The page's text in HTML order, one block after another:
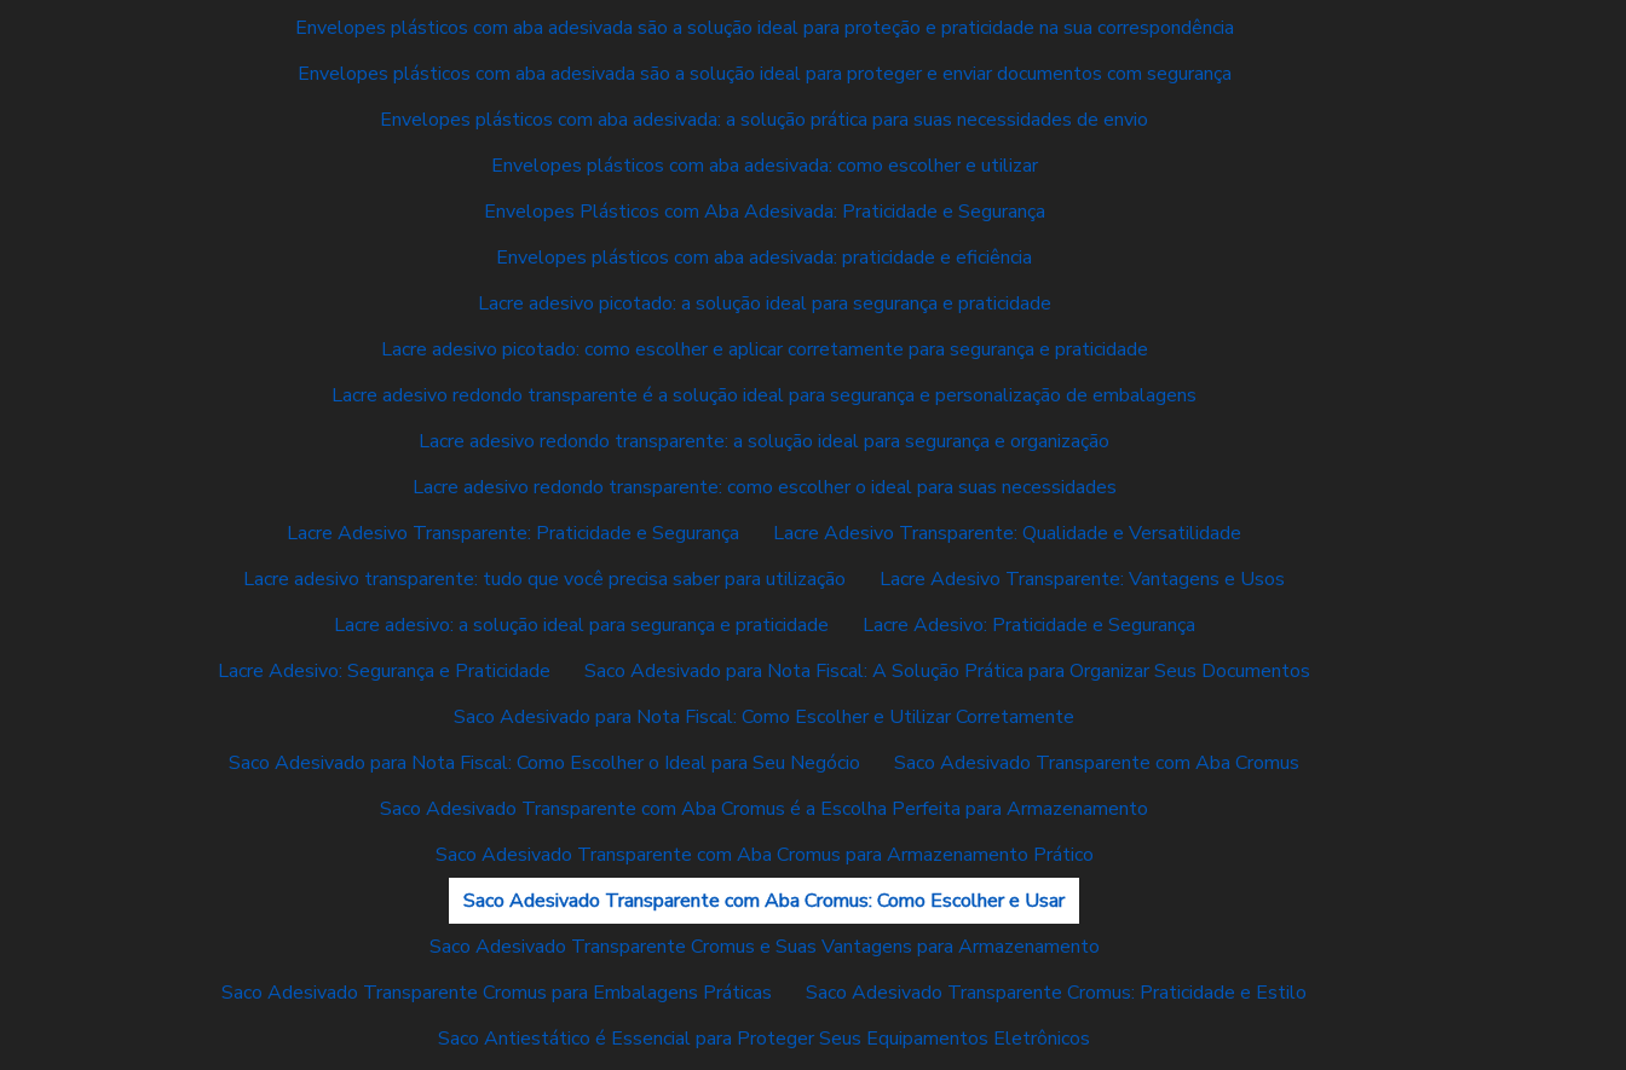
Envelopes plásticos com aba adesivada são a solução ideal para proteção e praticidade na sua correspondência
Envelopes plásticos com aba adesivada são a solução ideal para proteger e enviar documentos com segurança
Envelopes plásticos com aba adesivada: a solução prática para suas necessidades de envio
Envelopes plásticos com aba adesivada: como escolher e utilizar
Envelopes Plásticos com Aba Adesivada: Praticidade e Segurança
Envelopes plásticos com aba adesivada: praticidade e eficiência
Lacre adesivo picotado: a solução ideal para segurança e praticidade
Lacre adesivo picotado: como escolher e aplicar corretamente para segurança e praticidade
Lacre adesivo redondo transparente é a solução ideal para segurança e personalização de embalagens
Lacre adesivo redondo transparente: a solução ideal para segurança e organização
Lacre adesivo redondo transparente: como escolher o ideal para suas necessidades
Lacre Adesivo Transparente: Praticidade e Segurança
Lacre Adesivo Transparente: Qualidade e Versatilidade
Lacre adesivo transparente: tudo que você precisa saber para utilização
Lacre Adesivo Transparente: Vantagens e Usos
Lacre adesivo: a solução ideal para segurança e praticidade
Lacre Adesivo: Praticidade e Segurança
Lacre Adesivo: Segurança e Praticidade
Saco Adesivado para Nota Fiscal: A Solução Prática para Organizar Seus Documentos
Saco Adesivado para Nota Fiscal: Como Escolher e Utilizar Corretamente
Saco Adesivado para Nota Fiscal: Como Escolher o Ideal para Seu Negócio
Saco Adesivado Transparente com Aba Cromus
Saco Adesivado Transparente com Aba Cromus é a Escolha Perfeita para Armazenamento
Saco Adesivado Transparente com Aba Cromus para Armazenamento Prático
Saco Adesivado Transparente com Aba Cromus: Como Escolher e Usar
Saco Adesivado Transparente Cromus e Suas Vantagens para Armazenamento
Saco Adesivado Transparente Cromus para Embalagens Práticas
Saco Adesivado Transparente Cromus: Praticidade e Estilo
Saco Antiestático é Essencial para Proteger Seus Equipamentos Eletrônicos